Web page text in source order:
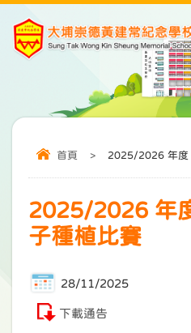
首頁 > 2025/2026 年度
2025/2026 年
子種植比賽
28/11/2025
下載通告